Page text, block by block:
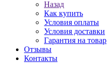
Назад
Как купить
Условия оплаты
Условия доставки
Гарантия на товар
Отзывы
Контакты